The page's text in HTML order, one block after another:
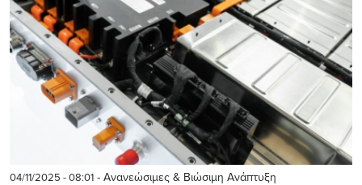
04/11/2025 - 08:01 - Ανανεώσιμες & Βιώσιμη Ανάπτυξη